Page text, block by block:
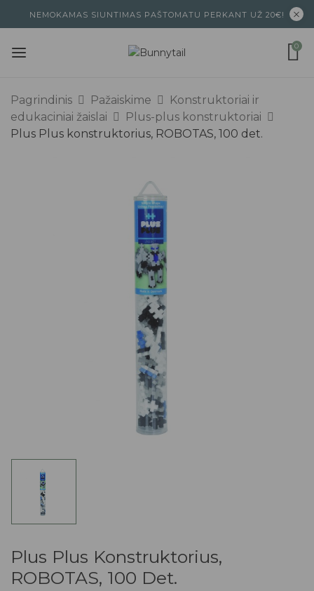
NEMOKAMAS SIUNTIMAS PAŠTOMATU PERKANT UŽ 20€!
0
Pagrindinis Pažaiskime
Konstruktoriai ir
edukaciniai žaislai
Plus-plus konstruktoriai
Plus Plus konstruktorius, ROBOTAS, 100 det.
Plus Plus Konstruktorius,
ROBOTAS, 100 Det.